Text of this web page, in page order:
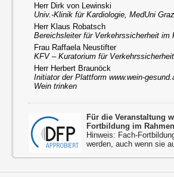
Herr Dirk von Lewinski
Univ.-Klinik für Kardiologie, MedUni Graz
Herr Klaus Robatsch
Bereichsleiter für Verkehrssicherheit
Frau Raffaela Neustifter
KFV – Kuratorium für
Herr Herbert Braunöck
Initiator der Plattform www.wein-
Wein trinken
Für die Veranstaltung
Fortbildung im
Hinweis: Fach-
werden, auch wenn sie